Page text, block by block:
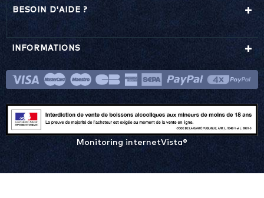
BESOIN D'AIDE ?
INFORMATIONS
Monitoring internetVista®